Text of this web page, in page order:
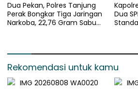
Dua Pekan, Polres Tanjung
Perak Bongkar Tiga Jaringan
Narkoba, 22,76 Gram Sabu
Dua
Rekomendasi untuk kamu